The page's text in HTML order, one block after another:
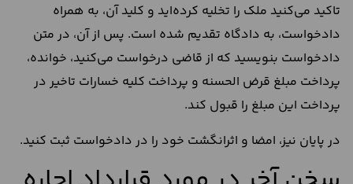
تاکید می‌کنید ملک را تخلیه کرده‌اید و کلید آن، به همراه
دادخواست، به دادگاه تقدیم شده است. پس از آن، در متن
دادخواست بنویسید که از قاضی درخواست می‌کنید، خوانده،
پرداخت مبلغ قرض الحسنه و پرداخت کلیه خسارات تاخیر در
پرداخت این مبلغ را قبول کند.
در پایان نیز، امضا و اثرانگشت خود را در دادخواست ثبت کنید.